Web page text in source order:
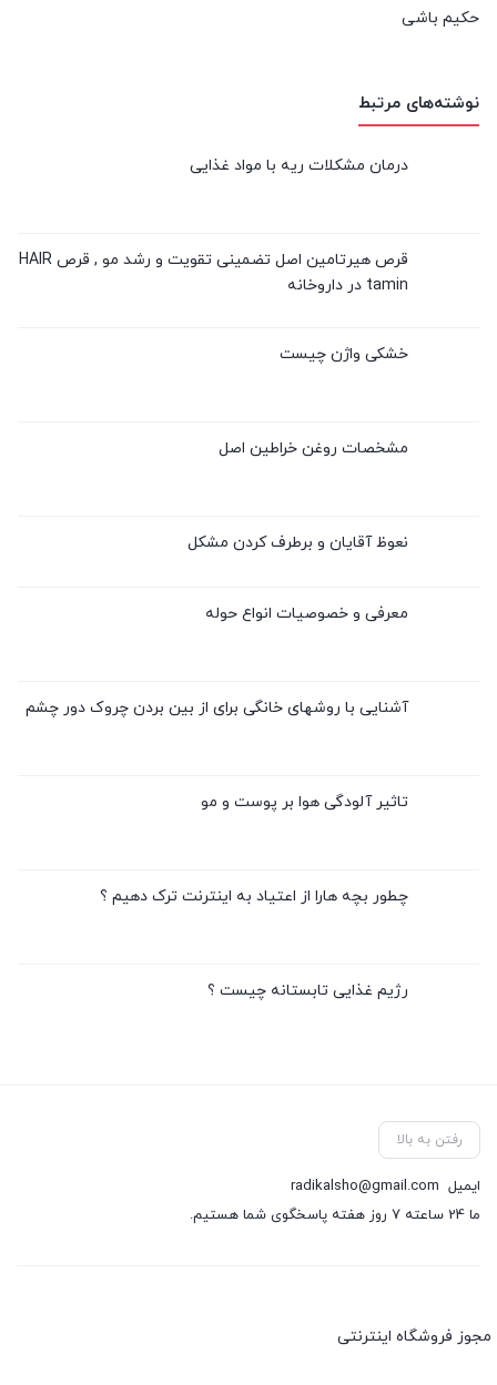
حکیم باشی
نوشته‌های مرتبط
درمان مشکلات ریه با مواد غذایی
قرص هیرتامین اصل تضمینی تقویت و رشد مو , قرص HAIR
tamin در داروخانه
خشکی واژن چیست
مشخصات روغن خراطین اصل
نعوظ آقایان و برطرف کردن مشکل
معرفی و خصوصیات انواع حوله
آشنایی با روشهای خانگی برای از بین بردن چروک دور چشم
تاثیر آلودگی هوا بر پوست و مو
چطور بچه هارا از اعتیاد به اینترنت ترک دهیم ؟
رژیم غذایی تابستانه چیست ؟
رفتن به بالا
ایمیل radikalsho@gmail.com
ما 24 ساعته 7 روز هفته پاسخگوی شما هستیم.
مجوز فروشگاه اینترنتی